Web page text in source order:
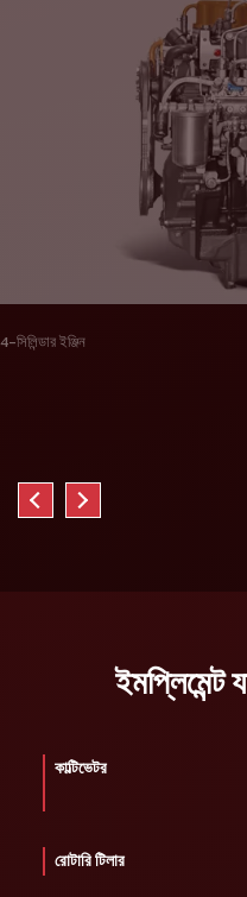
4-সিলিন্ডার ইঞ্জিন
ইমপ্লিমেন্ট
কাল্টিভেটর
রোটারি টিলার